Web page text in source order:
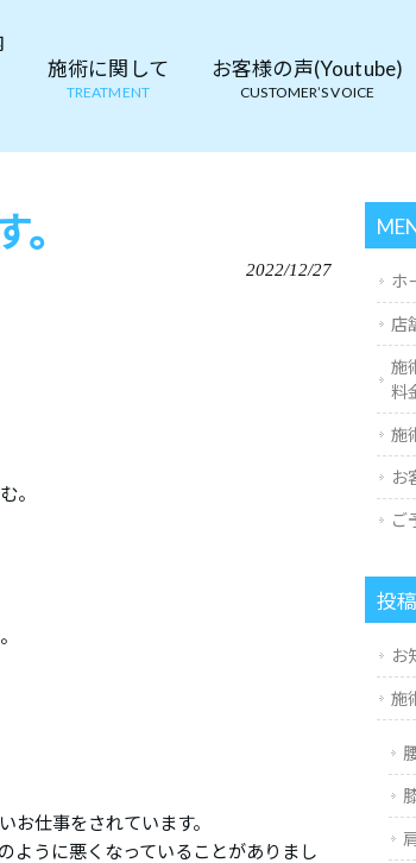
施術に関して
TREATMENT
お客様の声(Youtube)
CUSTOMER’S VOICE
2022/12/27
。
仕事をされています。
ように悪くなっていることがありまし
ホ
店
施
料
施
お
ご
投
お
施